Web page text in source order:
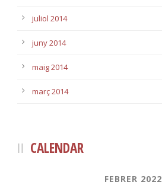
juliol 2014
juny 2014
maig 2014
març 2014
CALENDAR
FEBRER 2022